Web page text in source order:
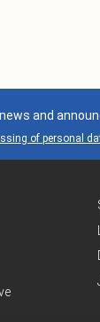
and
of personal